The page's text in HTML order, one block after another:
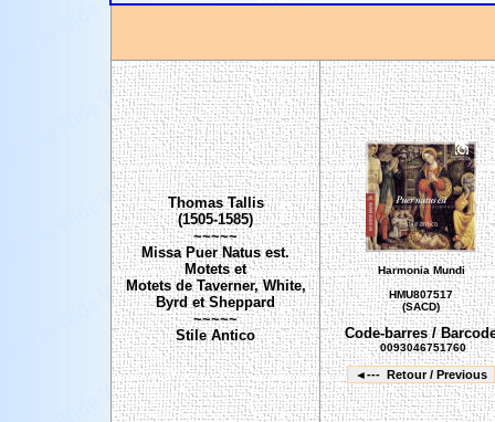
Thomas Tallis
(1505-1585)
~~~~~
Missa Puer Natus est.
Motets et
Motets de Taverner, White,
Byrd et Sheppard
~~~~~
Stile Antico
Harmonia Mundi
HMU807517
(SACD)
Code-barres /
0093046751760